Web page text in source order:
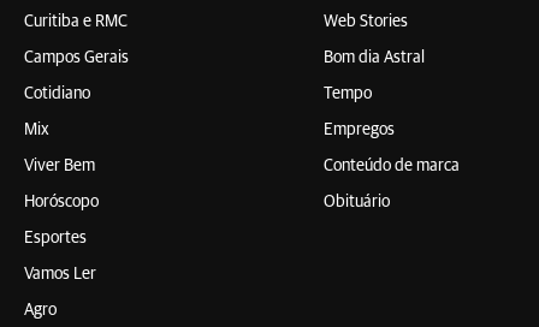
Curitiba e RMC
Campos Gerais
Cotidiano
Mix
Viver Bem
Horóscopo
Esportes
Vamos Ler
Agro
Web Stories
Bom dia Astral
Tempo
Empregos
Conteúdo de marca
Obituário